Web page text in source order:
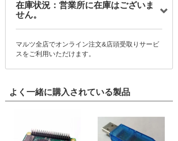
在庫状況：営業所に在庫はございま
せん。
マルツ全店でオンライン注文&店頭受取りサービ
スをご利用いただけます。
よく一緒に購入されている製品